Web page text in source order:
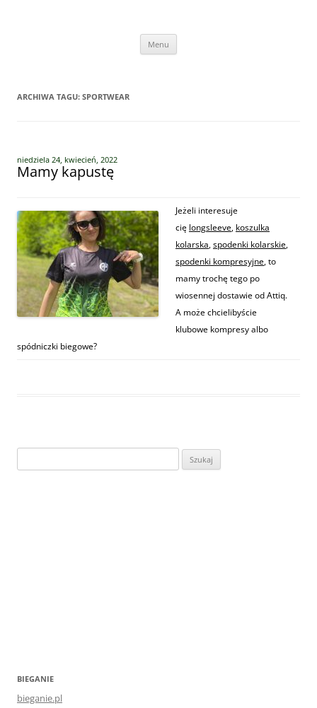
Menu
ARCHIWA TAGU: SPORTWEAR
niedziela 24, kwiecień, 2022
Mamy kapustę
Jeżeli interesuje
cię longsleeve, koszulka
kolarska,spodenki kolarskie,
spodenki kompresyjne, to
mamy trochę tego po
wiosennej dostawie od Attiq.
A może chcielibyście
klubowe kompresy albo
spódniczki biegowe?
BIEGANIE
bieganie.pl